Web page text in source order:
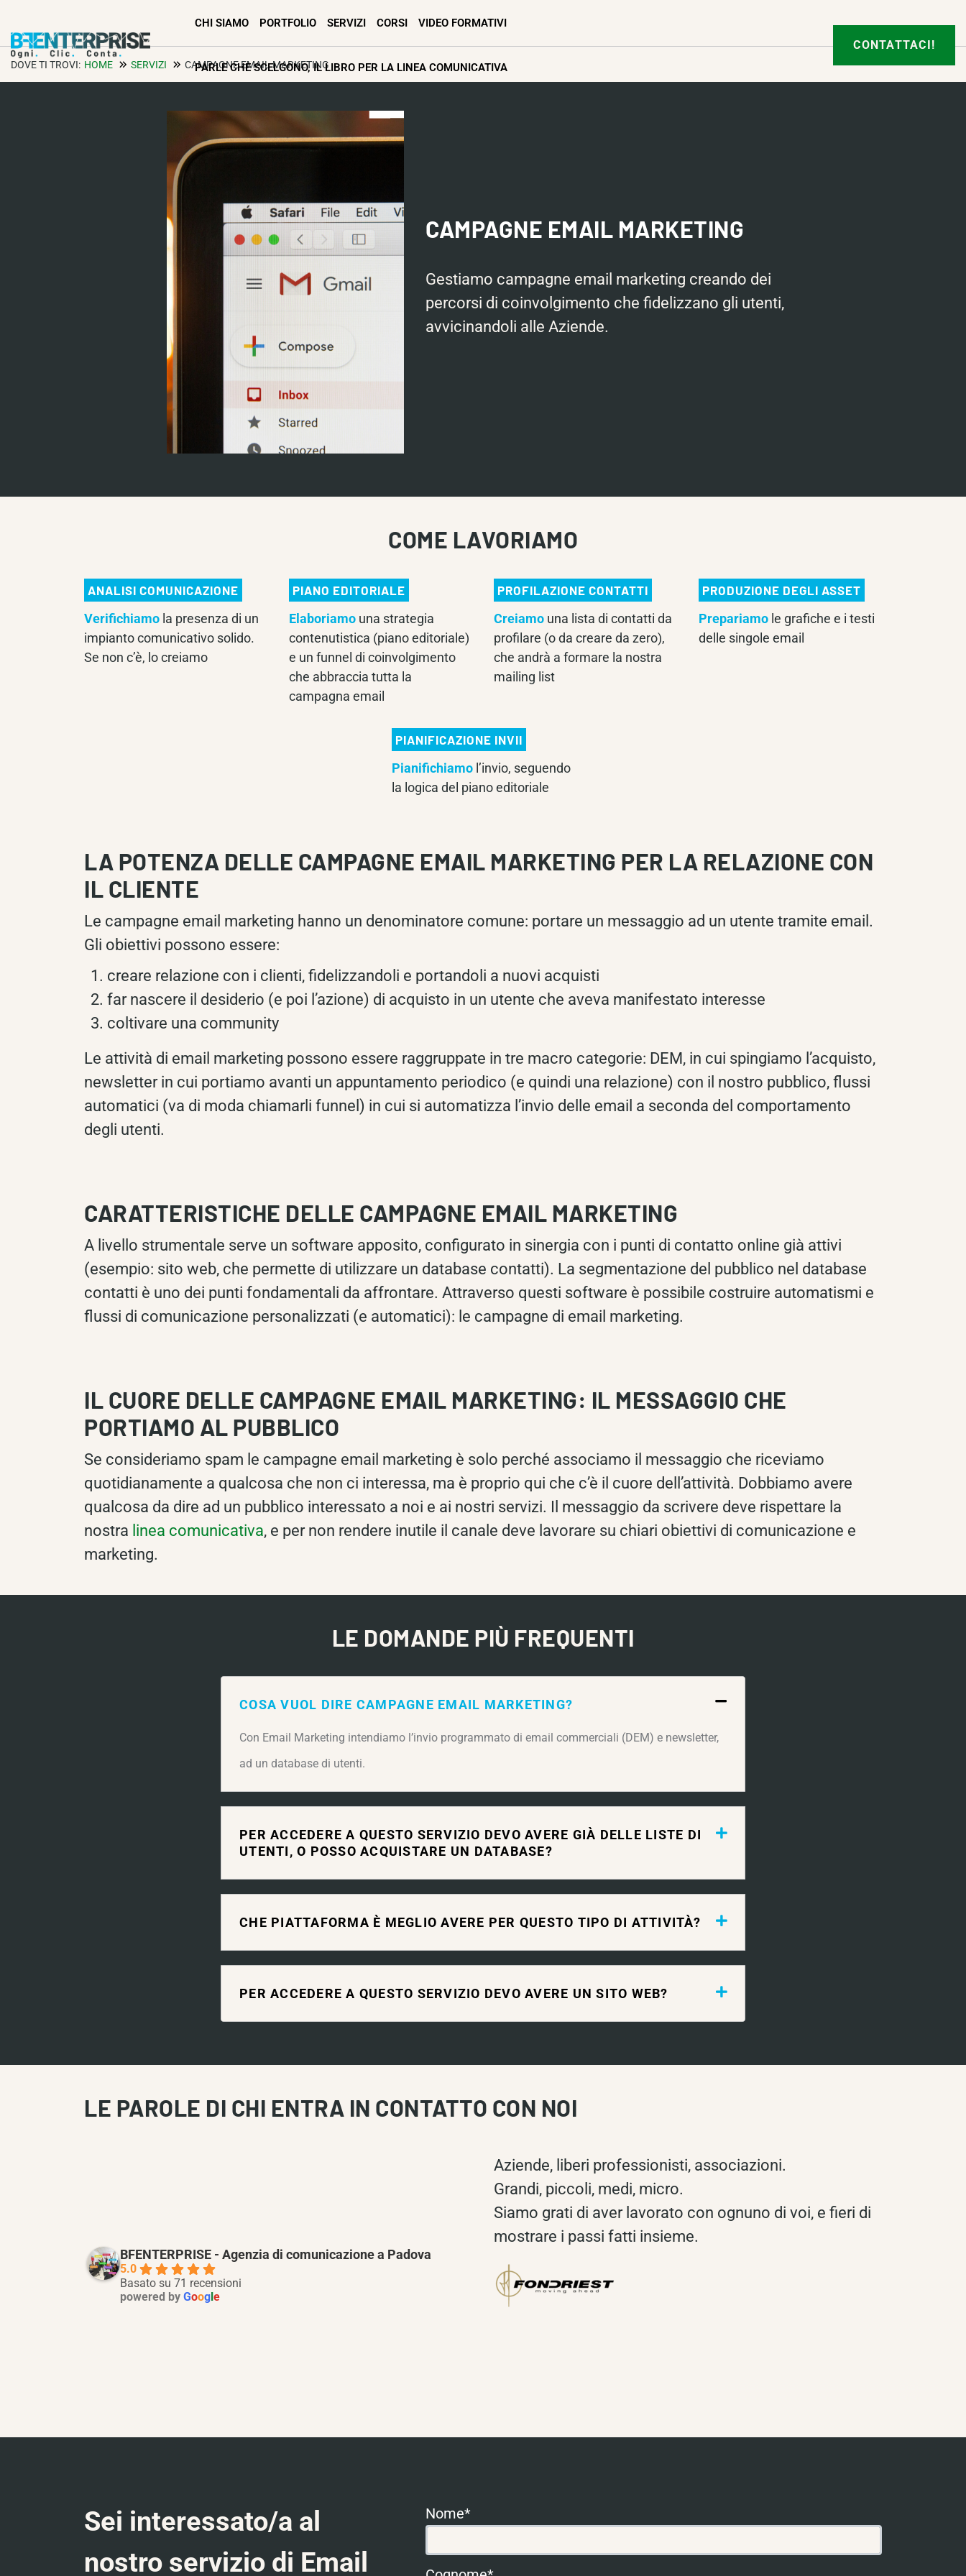
CHI SIAMO PORTFOLIO SERVIZI CORSI VIDEO FORMATIVI
PARLE CHE SCELGONO, IL LIBRO PER LA LINEA COMUNICATIVA
CONTATTACI!
DOVE TI TROVI: HOME SERVIZI CAMPAGNE EMAIL MARKETING
CAMPAGNE EMAIL MARKETING
Gestiamo campagne email marketing creando dei
percorsi di coinvolgimento che fidelizzano gli utenti,
avvicinandoli alle Aziende.
COME LAVORIAMO
ANALISI COMUNICAZIONE
Verifichiamo la presenza di un
impianto comunicativo solido.
Se non c’è, lo creiamo
PIANO EDITORIALE
Elaboriamo una strategia
contenutistica (piano editoriale)
e un funnel di coinvolgimento
che abbraccia tutta la
campagna email
PROFILAZIONE CONTATTI
Creiamo una lista di contatti da
profilare (o da creare da zero),
che andrà a formare la nostra
mailing list
PRODUZIONE DEGLI ASSET
Prepariamo le grafiche e i testi
delle singole email
PIANIFICAZIONE INVII
Pianifichiamol’invio, seguendo
la logica del piano editoriale
LA POTENZA DELLE CAMPAGNE EMAIL MARKETING PER LA RELAZIONE CON
IL CLIENTE
Le campagne email marketing hanno un denominatore comune: portare un messaggio ad un utente tramite email.
Gli obiettivi possono essere:
creare relazione con i clienti, fidelizzandoli e portandoli a nuovi acquisti
far nascere il desiderio (e poi l’azione) di acquisto in un utente che aveva manifestato interesse
coltivare una community
Le attività di email marketing possono essere raggruppate in tre macro categorie: DEM, in cui spingiamo l’acquisto,
newsletter in cui portiamo avanti un appuntamento periodico (e quindi una relazione) con il nostro pubblico, flussi
automatici (va di moda chiamarli funnel) in cui si automatizza l’invio delle email a seconda del comportamento
degli utenti.
CARATTERISTICHE DELLE CAMPAGNE EMAIL MARKETING
A livello strumentale serve un software apposito, configurato in sinergia con i punti di contatto online già attivi
(esempio: sito web, che permette di utilizzare un database contatti). La segmentazione del pubblico nel database
contatti è uno dei punti fondamentali da affrontare. Attraverso questi software è possibile costruire automatismi e
flussi di comunicazione personalizzati (e automatici): le campagne di email marketing.
IL CUORE DELLE CAMPAGNE EMAIL MARKETING: IL MESSAGGIO CHE
PORTIAMO AL PUBBLICO
Se consideriamo spam le campagne email marketing è solo perché associamo il messaggio che riceviamo
quotidianamente a qualcosa che non ci interessa, ma è proprio qui che c’è il cuore dell’attività. Dobbiamo avere
qualcosa da dire ad un pubblico interessato a noi e ai nostri servizi. Il messaggio da scrivere deve rispettare la
nostra linea comunicativa, e per non rendere inutile il canale deve lavorare su chiari obiettivi di comunicazione e
marketing.
LE DOMANDE PIÙ FREQUENTI
COSA VUOL DIRE CAMPAGNE EMAIL MARKETING?
Con Email Marketing intendiamo l’invio programmato di email commerciali (DEM) e newsletter,
ad un database di utenti.
PER ACCEDERE A QUESTO SERVIZIO DEVO AVERE GIÀ DELLE LISTE DI
UTENTI, O POSSO ACQUISTARE UN DATABASE?
CHE PIATTAFORMA È MEGLIO AVERE PER QUESTO TIPO DI ATTIVITÀ?
PER ACCEDERE A QUESTO SERVIZIO DEVO AVERE UN SITO WEB?
LE PAROLE DI CHI ENTRA IN CONTATTO CON NOI
BFENTERPRISE - Agenzia di comunicazione a Padova
5.0
Basato su 71 recensioni
powered by Google
Aziende, liberi professionisti, associazioni.
Grandi, piccoli, medi, micro.
Siamo grati di aver lavorato con ognuno di voi, e fieri di
mostrare i passi fatti insieme.
Sei interessato/a al
nostro servizio di Email
Nome*